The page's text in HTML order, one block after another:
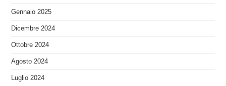
Gennaio 2025
Dicembre 2024
Ottobre 2024
Agosto 2024
Luglio 2024